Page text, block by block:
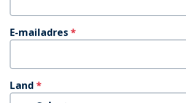
E-mailadres
Land